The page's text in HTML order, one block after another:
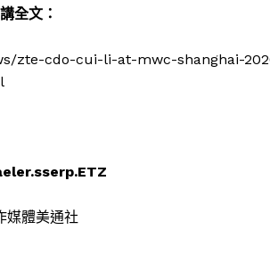
全文：
zte-cdo-cui-li-at-mwc-shanghai-
媒體美通社